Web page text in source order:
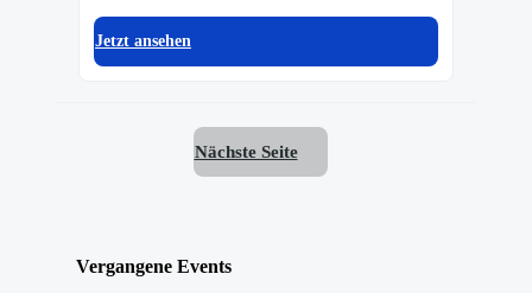
Jetzt ansehen
Nächste Seite
Vergangene Events